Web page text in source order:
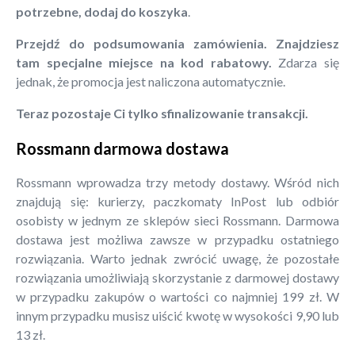
potrzebne, dodaj do koszyka.
Przejdź do podsumowania zamówienia. Znajdziesz
tam specjalne miejsce na kod rabatowy. Zdarza się
jednak, że promocja jest naliczona automatycznie.
Teraz pozostaje Ci tylko sfinalizowanie transakcji.
Rossmann darmowa dostawa
Rossmann wprowadza trzy metody dostawy. Wśród nich
znajdują się: kurierzy, paczkomaty InPost lub odbiór
osobisty w jednym ze sklepów sieci Rossmann. Darmowa
dostawa jest możliwa zawsze w przypadku ostatniego
rozwiązania. Warto jednak zwrócić uwagę, że pozostałe
rozwiązania umożliwiają skorzystanie z darmowej dostawy
w przypadku zakupów o wartości co najmniej 199 zł. W
innym przypadku musisz uiścić kwotę w wysokości 9,90 lub
13 zł.